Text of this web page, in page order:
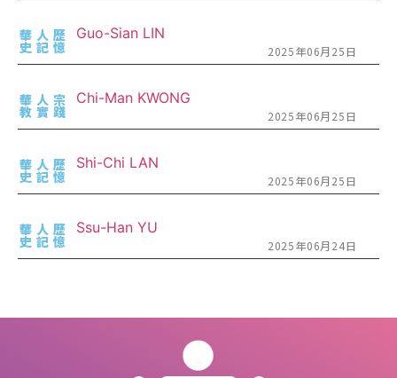
華人歷
史記憶
Guo-Sian LIN
2025年06月25日
華人宗
教實踐
Chi-Man KWONG
2025年06月25日
華人歷
史記憶
Shi-Chi LAN
2025年06月25日
華人歷
史記憶
Ssu-Han YU
2025年06月24日